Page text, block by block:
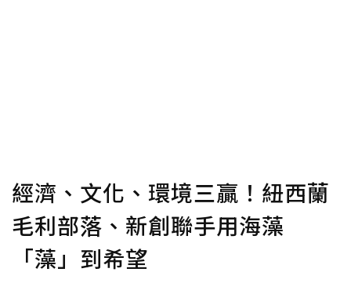
經濟、文化、環境三贏！紐西蘭
毛利部落、新創聯手用海藻
「藻」到希望